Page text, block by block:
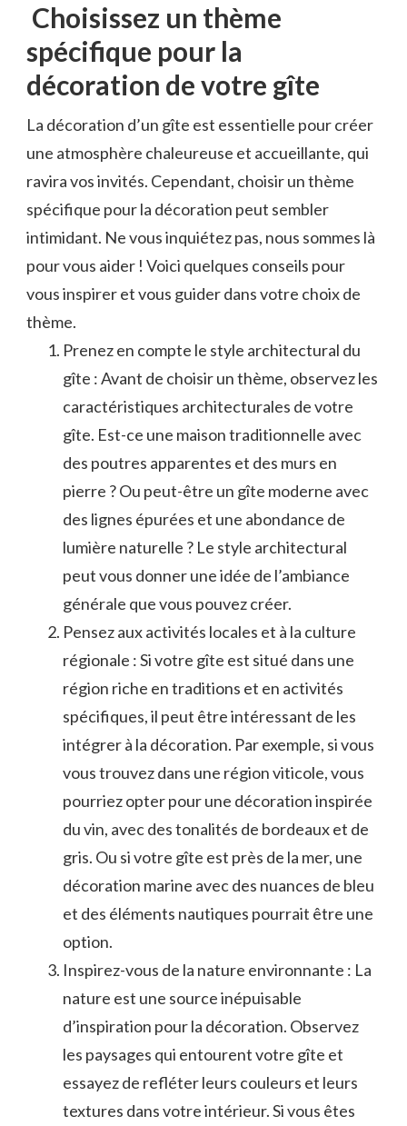
Choisissez un thème
⁣spécifique pour la
décoration de votre gîte
La décoration d’un gîte est essentielle ‍pour créer
une atmosphère chaleureuse et accueillante, qui
ravira vos invités.​ Cependant, choisir un thème
spécifique pour la décoration peut sembler
intimidant. Ne⁣ vous inquiétez‌ pas,⁣ nous sommes là‍
pour ‌vous aider ! Voici quelques conseils‌ pour
vous inspirer et ‍vous guider dans votre choix de
thème.
Prenez en compte le ⁢style⁤ architectural du
gîte : Avant ⁢de choisir un thème, observez les​
caractéristiques architecturales de‍ votre
gîte.‌ Est-ce une maison traditionnelle avec
des poutres ​apparentes ⁣et des⁣ murs en
pierre ? Ou peut-être un gîte moderne avec
des lignes épurées ​et​ une⁤ abondance​ de
lumière ⁣naturelle ? ‌Le style ⁤architectural⁢
peut vous‍ donner une idée de l’ambiance
⁣générale‌ que vous ⁣pouvez ‌créer.
Pensez aux ⁣activités locales et ⁢à la culture
⁤régionale :‍ Si votre gîte​ est situé ‌dans une
région riche en traditions et en activités
spécifiques,‍ il peut être ⁣intéressant de les
intégrer à la décoration. ​Par exemple, si vous
vous trouvez dans une région viticole,⁣ vous‌
pourriez opter pour une décoration⁢ inspirée
du vin, ⁢avec des tonalités⁢ de bordeaux et de
gris. Ou ⁢si votre gîte est près ​de la mer,⁤ une⁤
décoration marine ⁣avec des nuances de bleu
et des ‍éléments ⁤nautiques pourrait‍ être une
option.
Inspirez-vous⁢ de ‌la nature ⁣environnante : ⁣La
nature est une ‍source inépuisable
d’inspiration pour la décoration. Observez
les⁣ paysages qui entourent⁢ votre gîte et
essayez de refléter leurs couleurs‌ et leurs
textures ⁢dans ⁢votre intérieur. ‌Si vous ⁢êtes⁣